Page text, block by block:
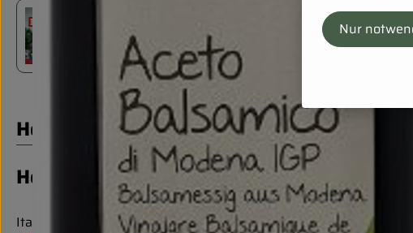
Ofenreis
Herkunft
Hersteller: LaSelva
Italien
Nur